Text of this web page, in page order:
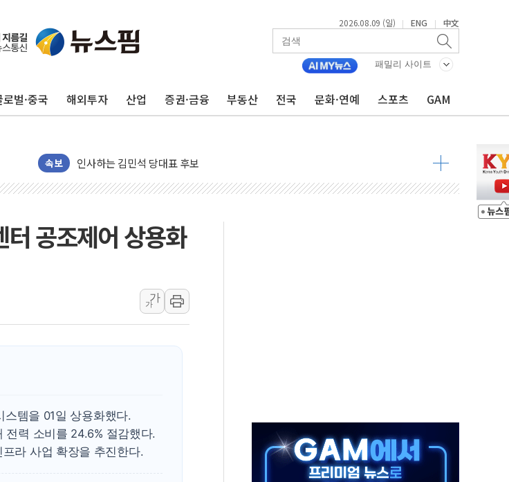
2026.08.09 (일) | ENG | 中文
패밀리 사이트
로벌·중국 해외투자 산업 증권·금융 부동산 전국 문화·연예 스포츠 GAM
속보
포항시 재난예산 40억 긴급 투입…고수온 양식장 복구·지원 '총력'
울진·영덕 '호우특보'-포항 '산사태 주의보'...경북도, 호우 피해·통제구간 없어
인천 합동연설회 나선 송영길·정청래·김민석 당대표 후보
김민석, 2주차 제주·인천 경선서 정청래에 승리...47.75% vs 42.08%
[속보] 민주, 제주·인천 경선 결과 발표...김민석 47.75% 정청래 42.08%
[속보] 민주, 인천 경선 결과 발표...김민석 45.09% 정청래 43.27% 송영길 11.63%
이번주 국내 주요 금융일정(8.10~8.14)
美, 이란전 출구전략 만지작…공습 한계·탄약 부족 현실화
폐기물 수거하다 참변…60대 환경미화원 수거차에 치여 사망
서울 중랑구 주택가서 흉기 난동…60대 남성 2명 숨져
李대통령 "결혼 때문에 손해 보는 일 없게"…'결혼 페널티' 22개 과제 손본다
여수 오동도 인근 해상서 모터보트 전복…1명 사망·1명 실종
인천서 말다툼 중 어머니 흉기 살해 10대 아들 체포
'화합' 꺼낸 김민석에 '뻔뻔' 받아친 정청래…제주 연설서 신경전 고조
터 공조제어 상용화
가
가
스템을 01일 상용화했다.
력 소비를 24.6% 절감했다.
라 사업 확장을 추진한다.